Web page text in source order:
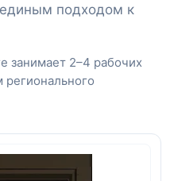
подходом к
занимает 2–4 рабочих